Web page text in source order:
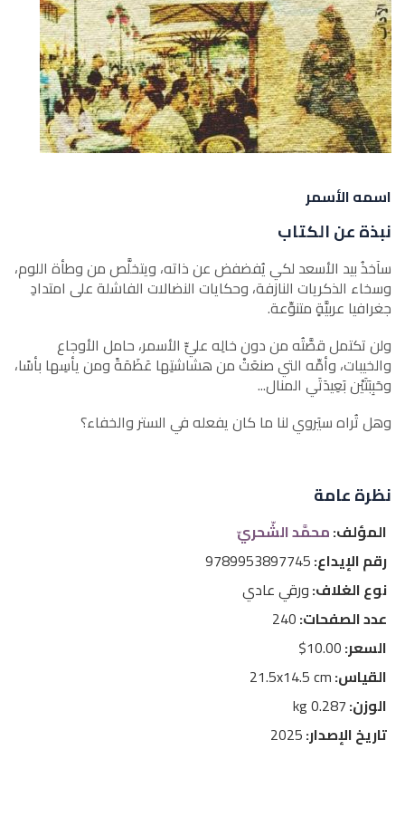
اسمه الأسمر
نبذة عن الكتاب
سآخذُ بيد الأسعد لكي يُفضفض عن ذاته، ويتخلَّص من وطأة اللوم،
وسخاء الذكريات النازفة، وحكايات النضالات الفاشلة على امتدادِ
جغرافيا عربيَّةٍ متنوِّعة.
ولن تكتمل قصَّتُه من دون خالِه عليٍّ الأسمر، حامل الأوجاع
والخيبات، وأمِّه التي صنعَتْ من هشاشتِها عَظَمَةً ومن يأسِها بأسًا،
وحَبِبَتَيْن بَعِيدَتَي المنال...
وهل تُراه سيَروي لنا ما كان يفعله في الستر والخفاء؟
نظرة عامة
المؤلف:محمَّد الشّحريّ
رقم الإيداع:9789953897745
نوع الغلاف:ورقي عادي
عدد الصفحات:240
السعر:10.00$
القياس:21.5x14.5 cm
الوزن:0.287 kg
تاريخ الإصدار:2025